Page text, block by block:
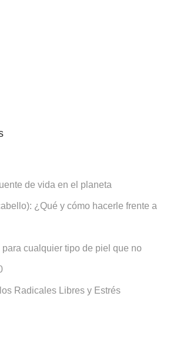
de vida en el planeta
¿Qué y cómo hacerle frente a
para cualquier tipo de piel que no
Radicales Libres y Estrés